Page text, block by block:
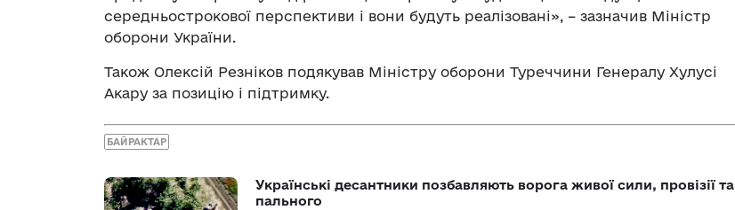
середньострокової перспективи і вони будуть реалізовані», – зазначив Міністр
оборони України.
Також Олексій Резніков подякував Міністру оборони Туреччини Генералу Хулусі
Акару за позицію і підтримку.
БАЙРАКТАР
Українські десантники позбавляють ворога живої сили, провізії та
пального